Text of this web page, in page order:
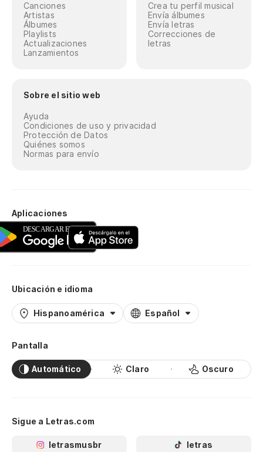
Canciones
Artistas
Álbumes
Playlists
Actualizaciones
Lanzamientos
Crea tu perfil musical
Envía álbumes
Envía letras
Correcciones de
letras
Sobre el sitio web
Ayuda
Condiciones de uso y privacidad
Protección de Datos
Quiénes somos
Normas para envío
Aplicaciones
Ubicación e idioma
Hispanoamérica Español
Pantalla
Automático Claro Oscuro
Sigue a Letras.com
letrasmusbr letras